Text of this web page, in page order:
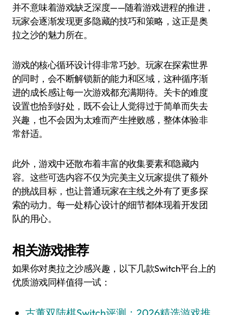
并不意味着游戏缺乏深度——随着游戏进程的推进，
玩家会逐渐发现更多隐藏的技巧和策略，这正是奥
拉之沙的魅力所在。
游戏的核心循环设计得非常巧妙。玩家在探索世界
的同时，会不断解锁新的能力和区域，这种循序渐
进的成长感让每一次游戏都充满期待。关卡的难度
设置也恰到好处，既不会让人觉得过于简单而失去
兴趣，也不会因为太难而产生挫败感，整体体验非
常舒适。
此外，游戏中还散布着丰富的收集要素和隐藏内
容。这些可选内容不仅为完美主义玩家提供了额外
的挑战目标，也让普通玩家在主线之外有了更多探
索的动力。每一处精心设计的细节都体现着开发团
队的用心。
相关游戏推荐
如果你对奥拉之沙感兴趣，以下几款Switch平台上的
优质游戏同样值得一试：